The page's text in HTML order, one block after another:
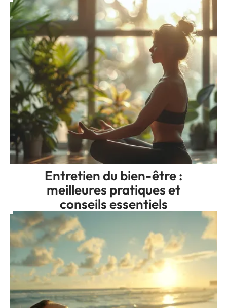
Entretien du bien-être :
meilleures pratiques et
conseils essentiels